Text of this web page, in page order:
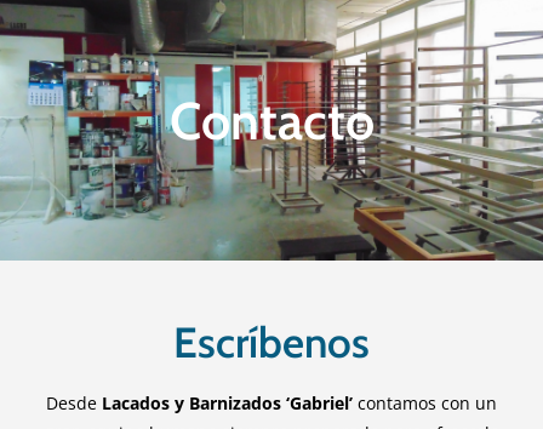
Contacto
Escríbenos
Desde Lacados y Barnizados ‘Gabriel’ contamos con un